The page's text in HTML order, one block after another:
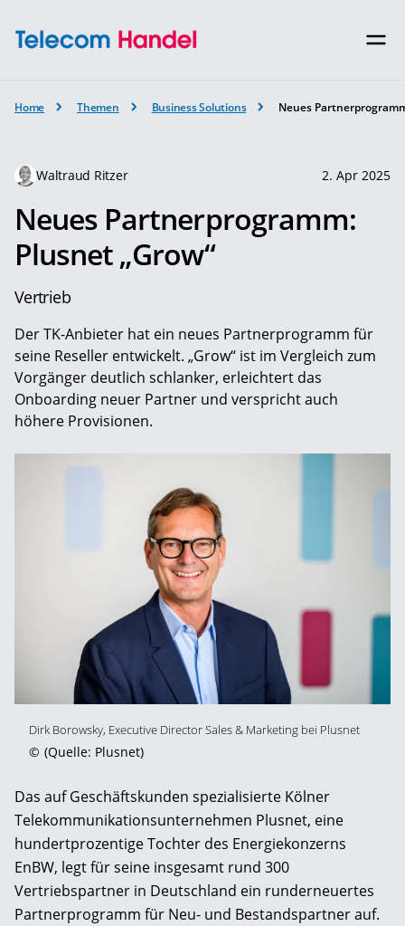
Home Themen Business Solutions Neues
Waltraud Ritzer 2. Apr 2025
Neues Partnerprogramm:
Plusnet „Grow“
Vertrieb
Der TK-Anbieter hat ein neues Partnerprogramm für
seine Reseller entwickelt. „Grow“ ist im Vergleich zum
Vorgänger deutlich schlanker, erleichtert das
Onboarding neuer Partner und verspricht auch
höhere Provisionen.
Dirk Borowsky, Executive Director Sales & Marketing bei Plusnet
© (Quelle: Plusnet)
Das auf Geschäftskunden spezialisierte Kölner
Telekommunikationsunternehmen Plusnet, eine
hundertprozentige Tochter des Energiekonzerns
EnBW, legt für seine insgesamt rund 300
Vertriebspartner in Deutschland ein runderneuertes
Partnerprogramm für Neu- und Bestandspartner auf.